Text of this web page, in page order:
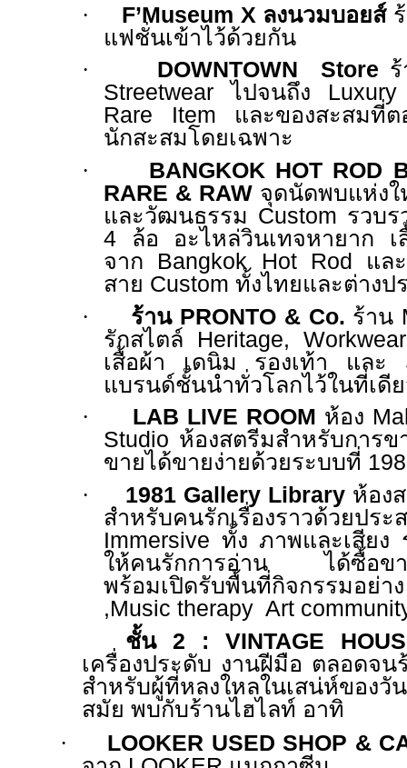
·
F’Museum X ลงนวมบอยส์
แฟชั่นเข้าไว้ด้วยกัน
·
DOWNTOWN Store
Streetwearไปจนถึง
Rare Item และของสะสมที่
นักสะสมโดยเฉพาะ
·
BANGKOK HOT ROD
RARE & RAW จุดนัดพบแห่ง
และวัฒนธรรม Custom รวบ
4 ล้อ อะไหล่วินเทจหายาก
จาก Bangkok Hot Rod แล
สาย Custom ทั้งไทยและต่างป
·
ร้าน PRONTO & Co. ร้าน
รักสไตล์ Heritage,
เสื้อผ้า เดนิม รองเท้า และ
แบรนด์ชั้นนำทั่วโลกไว้ในที่เดี
·
LAB LIVE ROOM ห้อง
Studio ห้องสตรีมสำหรับการ
ขายได้ขายง่ายด้วยระบบที่
·
1981 Gallery Library ห้อง
สำหรับคนรักเรื่องราวด้วยปร
Immersive ทั้ง ภาพและเสียง
ให้คนรักการอ่าน ได้ซื้อขา
พร้อมเปิดรับพื้นที่กิจกรรมอ
,Music therapy Art
ชั้น 2 : VINTAGE
เครื่องประดับ งานฝีมือ ตลอดจ
สำหรับผู้ที่หลงใหลในเสน่ห์ของวั
สมัย พบกับร้านไฮไลท์ อาทิ
·
LOOKER USED SHOP &